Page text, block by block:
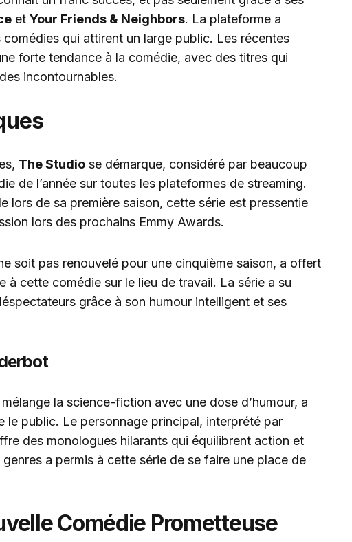
et Your Friends & Neighbors. La plateforme a
comédies qui attirent un large public. Les récentes
forte tendance à la comédie, avec des titres qui
incontournables.
The Studio se démarque, considéré par beaucoup
de l’année sur toutes les plateformes de streaming.
lors de sa première saison, cette série est pressentie
lors des prochains Emmy Awards.
soit pas renouvelé pour une cinquième saison, a offert
à cette comédie sur le lieu de travail. La série a su
grâce à son humour intelligent et ses
la science-fiction avec une dose d’humour, a
le public. Le personnage principal, interprété par
des monologues hilarants qui équilibrent action et
a permis à cette série de se faire une place de
Comédie Prometteuse